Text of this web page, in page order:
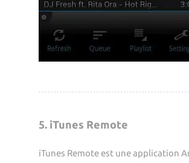
5. iTunes Remote
iTunes Remote est une application